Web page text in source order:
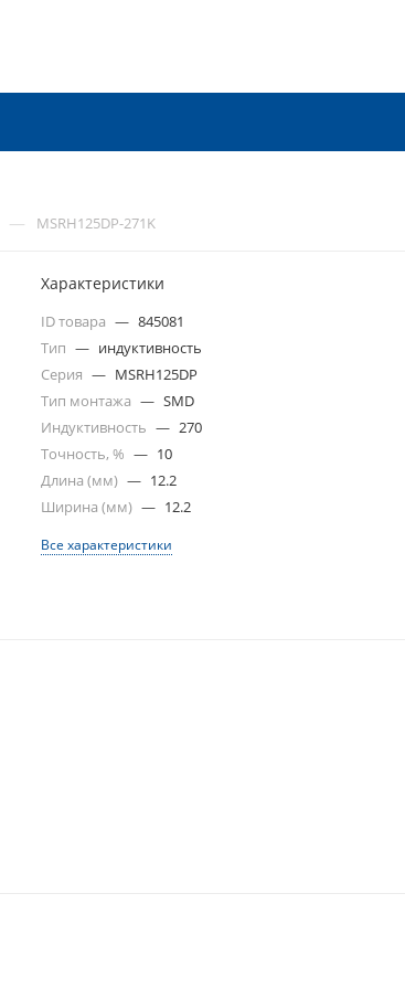
— MSRH125DP-271K
Характеристики
ID товара — 845081
Тип — индуктивность
Серия — MSRH125DP
Тип монтажа — SMD
Индуктивность — 270
Точность, % — 10
Длина (мм) — 12.2
Ширина (мм) — 12.2
Все характеристики